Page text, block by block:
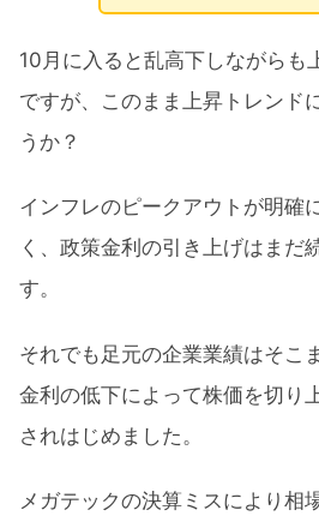
10月に入ると乱高下しながらも
ですが、このまま上昇トレンド
うか？
インフレのピークアウトが明確
く、政策金利の引き上げはまだ
す。
それでも足元の企業業績はそこ
金利の低下によって株価を切り
されはじめました。
メガテックの決算ミスにより相